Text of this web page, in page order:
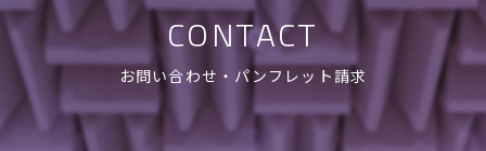
CONTACT
お問い合わせ・パンフレット請求